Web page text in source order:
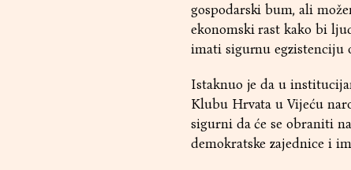
gospodarski bum, ali
ekonomski rast kako bi
imati sigurnu egzistenciju
Istaknuo je da u
Klubu Hrvata u Vijeću
sigurni da će se obraniti
demokratske zajednice i